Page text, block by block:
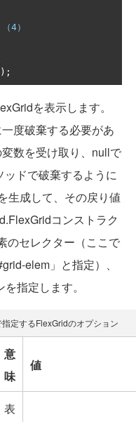
4）
);
を表示します。
度破棄する必要があ
数を受け取り、nullで
ドで破棄するように
生成して、その戻り値
コンストラク
のセレクター（ここで
elem」と指定）、
指定します。
定するFlexGridのオプション
意
味
値
表